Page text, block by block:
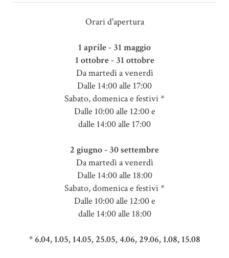
Orari d'apertura
1 aprile - 31 maggio
1 ottobre - 31 ottobre
Da martedì a venerdì
Dalle 14:00 alle 17:00
Sabato, domenica e festivi *
Dalle 10:00 alle 12:00 e
dalle 14:00 alle 17:00
2 giugno - 30 settembre
Da martedì a venerdì
Dalle 14:00 alle 18:00
Sabato, domenica e festivi *
Dalle 10:00 alle 12:00 e
dalle 14:00 alle 18:00
* 6.04, 1.05, 14.05, 25.05, 4.06, 29.06, 1.08, 15.08